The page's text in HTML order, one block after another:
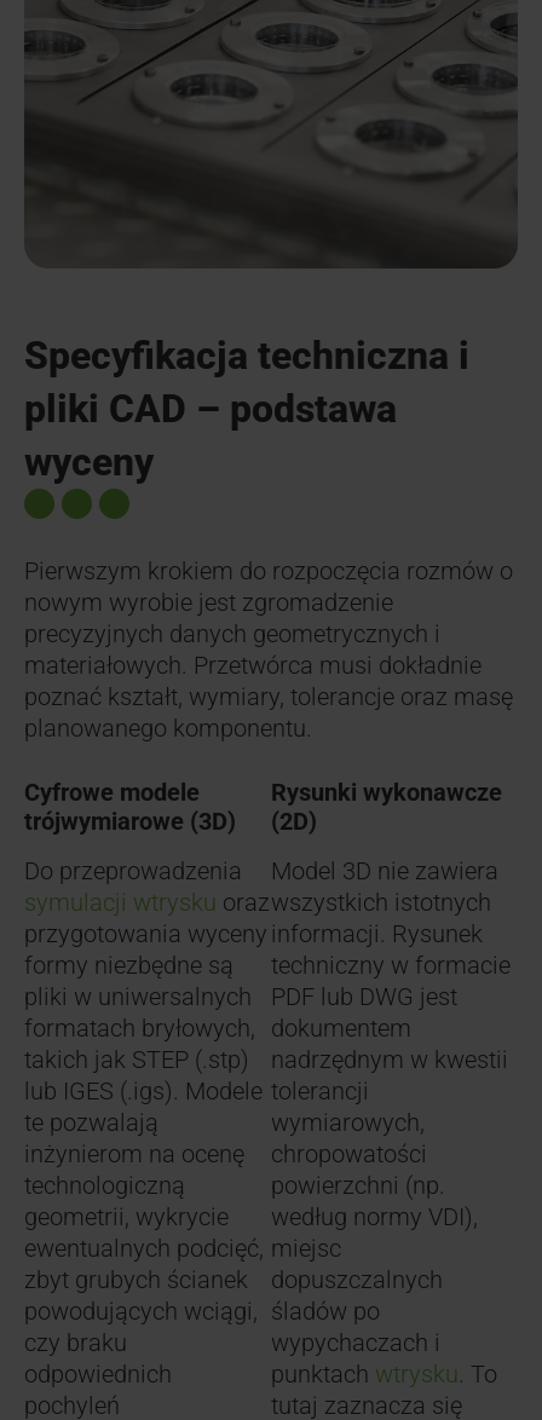
Specyfikacja techniczna i
pliki CAD – podstawa
wyceny
Pierwszym krokiem do rozpoczęcia rozmów o
nowym wyrobie jest zgromadzenie
precyzyjnych danych geometrycznych i
materiałowych. Przetwórca musi dokładnie
poznać kształt, wymiary, tolerancje oraz masę
planowanego komponentu.
Cyfrowe modele
trójwymiarowe (3D)
Do przeprowadzenia
symulacji wtrysku oraz
przygotowania wyceny
formy niezbędne są
pliki w uniwersalnych
formatach bryłowych,
takich jak STEP (.stp)
lub IGES (.igs). Modele
te pozwalają
inżynierom na ocenę
technologiczną
geometrii, wykrycie
ewentualnych podcięć,
zbyt grubych ścianek
powodujących wciągi,
czy braku
odpowiednich
pochyleń
Rysunki wykonawcze
(2D)
Model 3D nie zawiera
wszystkich istotnych
informacji. Rysunek
techniczny w formacie
PDF lub DWG jest
dokumentem
nadrzędnym w kwestii
tolerancji
wymiarowych,
chropowatości
powierzchni (np.
według normy VDI),
miejsc
dopuszczalnych
śladów po
wypychaczach i
punktach wtrysku. To
tutaj zaznacza się